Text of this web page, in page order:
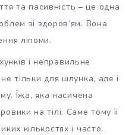
та пасивність – це одна
зі здоров’ям. Вона
ліпоми.
і неправильне
тільки для шлунка, але і
Їжа, яка насичена
на тілі. Саме тому її
кількостях і часто.